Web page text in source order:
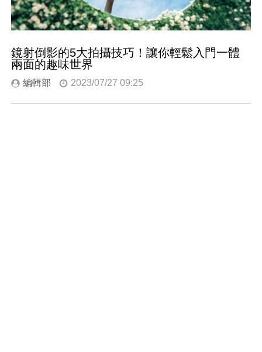
鏡射倒影的5大拍攝技巧！讓你輕鬆入門一體
兩面的趣味世界
編輯部 2023/07/27 09:25